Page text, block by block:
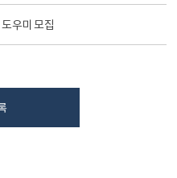
우미 모집